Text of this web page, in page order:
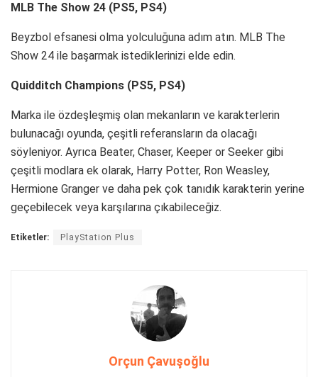
MLB The Show 24 (PS5, PS4)
Beyzbol efsanesi olma yolculuğuna adım atın. MLB The
Show 24 ile başarmak istediklerinizi elde edin.
Quidditch Champions (PS5, PS4)
Marka ile özdeşleşmiş olan mekanların ve karakterlerin
bulunacağı oyunda, çeşitli referansların da olacağı
söyleniyor. Ayrıca Beater, Chaser, Keeper or Seeker gibi
çeşitli modlara ek olarak, Harry Potter, Ron Weasley,
Hermione Granger ve daha pek çok tanıdık karakterin yerine
geçebilecek veya karşılarına çıkabileceğiz.
Etiketler: PlayStation Plus
Orçun Çavuşoğlu